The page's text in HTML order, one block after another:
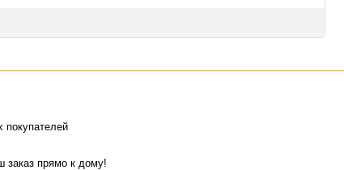
покупателей
заказ прямо к дому!